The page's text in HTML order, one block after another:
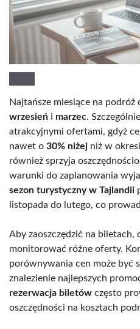
Najtańsze miesiące na
wrzesień i marzec.
atrakcyjnymi ofertami, gdyż
nawet o 30% niżej niż w
również sprzyja
warunki do zaplanowania
sezon turystyczny w Tajlandii
listopada do lutego, co
Aby zaoszczędzić na biletach,
monitorować różne oferty.
porównywania cen może być
znalezienie najlepszych
rezerwacja biletów często
oszczędności na kosztach